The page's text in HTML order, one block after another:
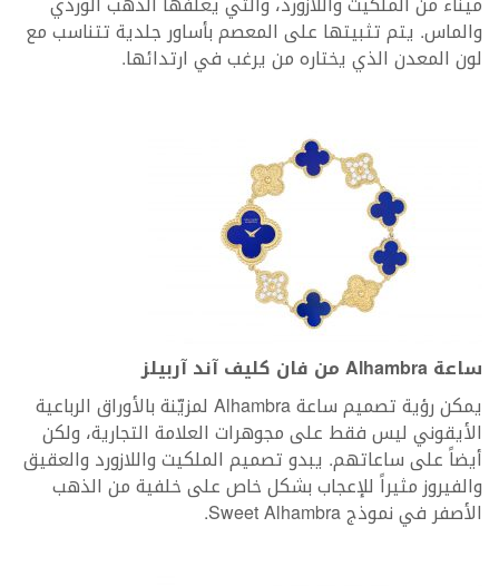
والماس. يتم تثبيتها على المعصم بأساور جلدية تتناسب مع
لون المعدن الذي يختاره من يرغب في ارتدائها.
ساعةAlhambraمن فان كليف آند آربيلز
يمكن رؤية تصميم ساعة Alhambra لمزيّنة بالأوراق الرباعية
الأيقوني ليس فقط على مجوهرات العلامة التجارية، ولكن
أيضاً على ساعاتهم. يبدو تصميم الملكيت واللازورد والعقيق
والفيروز مثيراً للإعجاب بشكل خاص على خلفية من الذهب
الأصفر في نموذج Sweet Alhambra.